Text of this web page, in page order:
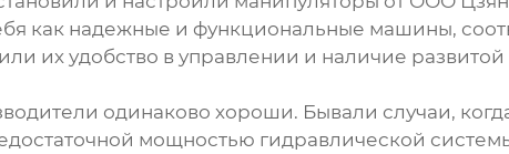
как надежные и функциональные машины,
их удобство в управлении и наличие
одинаково хороши. Бывали случаи,
мощностью гидравлической